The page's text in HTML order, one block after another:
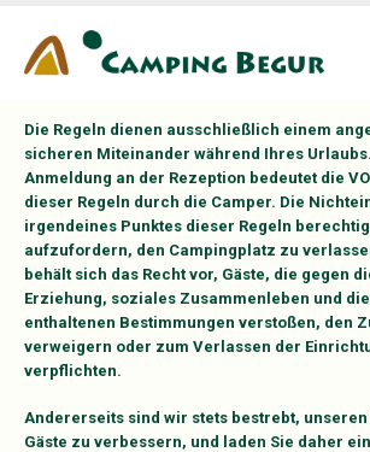
Die Regeln dienen ausschließlich einem
sicheren Miteinander während Ihres
Anmeldung an der Rezeption bedeutet die
dieser Regeln durch die Camper. Die
irgendeines Punktes dieser Regeln
aufzufordern, den Campingplatz zu
behält sich das Recht vor, Gäste, die gegen
Erziehung, soziales Zusammenleben und
enthaltenen Bestimmungen verstoßen, den
verweigern oder zum Verlassen der
verpflichten.
Andererseits sind wir stets bestrebt,
Gäste zu verbessern, und laden Sie daher